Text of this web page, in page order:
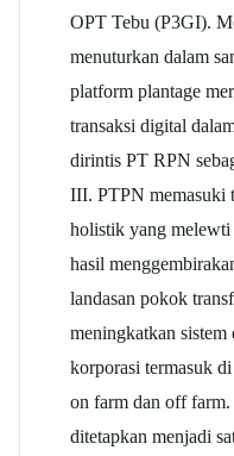
OPT Tebu (P3GI).
menuturkan dalam
platform plantage
transaksi digital
dirintis PT RPN
III. PTPN memasuki
holistik yang melewti
hasil
landasan pokok
meningkatkan
korporasi termasuk
on farm dan off
ditetapkan menjadi